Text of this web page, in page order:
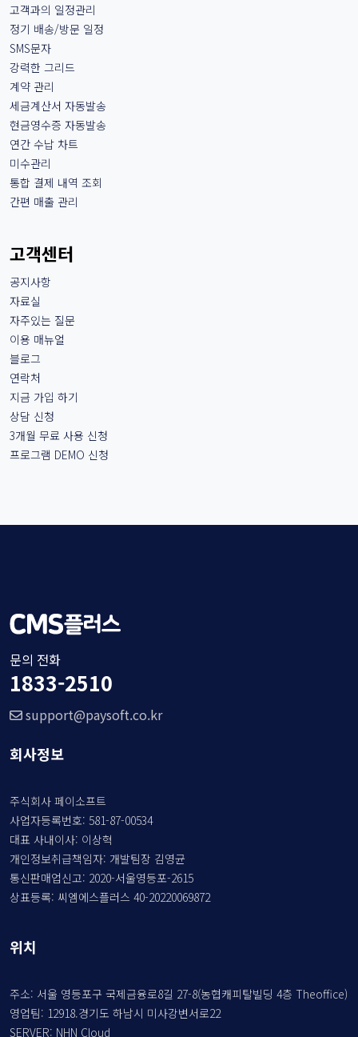
고객과의 일정관리
정기 배송/방문 일정
SMS문자
강력한 그리드
계약 관리
세금계산서 자동발송
현금영수증 자동발송
연간 수납 차트
미수관리
통합 결제 내역 조회
간편 매출 관리
고객센터
공지사항
자료실
자주있는 질문
이용 매뉴얼
블로그
연락처
지금 가입 하기
상담 신청
3개월 무료 사용 신청
프로그램 DEMO 신청
문의 전화
1833-2510
support@paysoft.co.kr
회사정보
주식회사 페이소프트
사업자등록번호: 581-87-00534
대표 사내이사: 이상혁
개인정보취급책임자: 개발팀장 김영균
통신판매업신고: 2020-서울영등포-2615
상표등록: 씨엠에스플러스 40-20220069872
위치
주소: 서울 영등포구 국제금융로8길 27-8(농협캐피탈빌딩 4층 Theoffice)
영업팀: 12918.경기도 하남시 미사강변서로22
SERVER: NHN Cloud